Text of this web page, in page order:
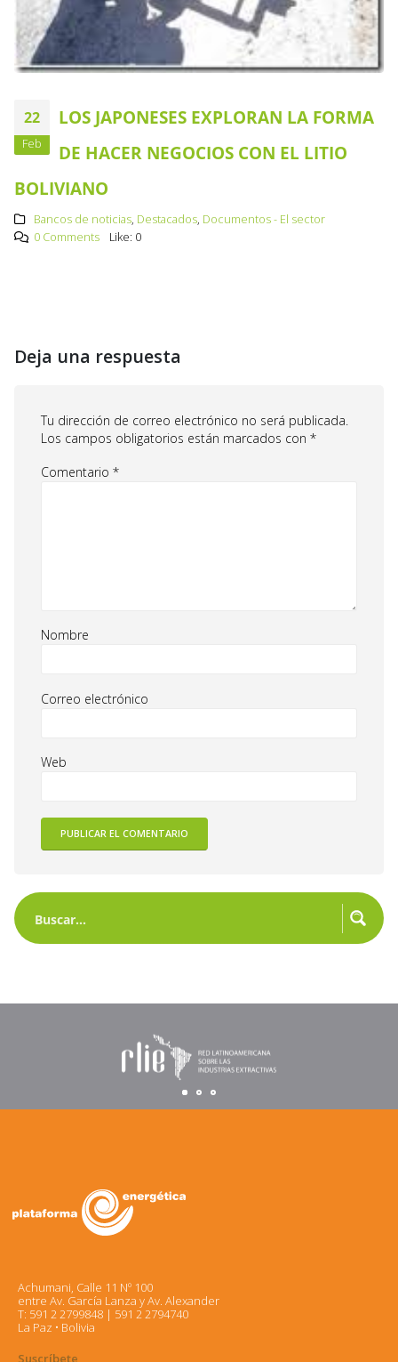
22
Feb
LOS JAPONESES EXPLORAN LA FORMA
DE HACER NEGOCIOS CON EL LITIO
BOLIVIANO
Bancos de noticias, Destacados, Documentos - El sector
0 Comments
Like: 0
Deja una respuesta
Tu dirección de correo electrónico no será publicada.
Los campos obligatorios están marcados con *
Comentario *
Nombre
Correo electrónico
Web
Achumani, Calle 11 Nº 100
entre Av. García Lanza y Av. Alexander
T: 591 2 2799848 | 591 2 2794740
La Paz • Bolivia
Suscríbete